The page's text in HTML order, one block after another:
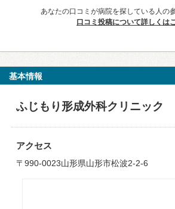
あなたの口コミが病院を探している人の
口コミ投稿について詳しくは
基本情報
ふじもり形成外科クリニック
アクセス
〒990-0023山形県山形市松波2-2-6